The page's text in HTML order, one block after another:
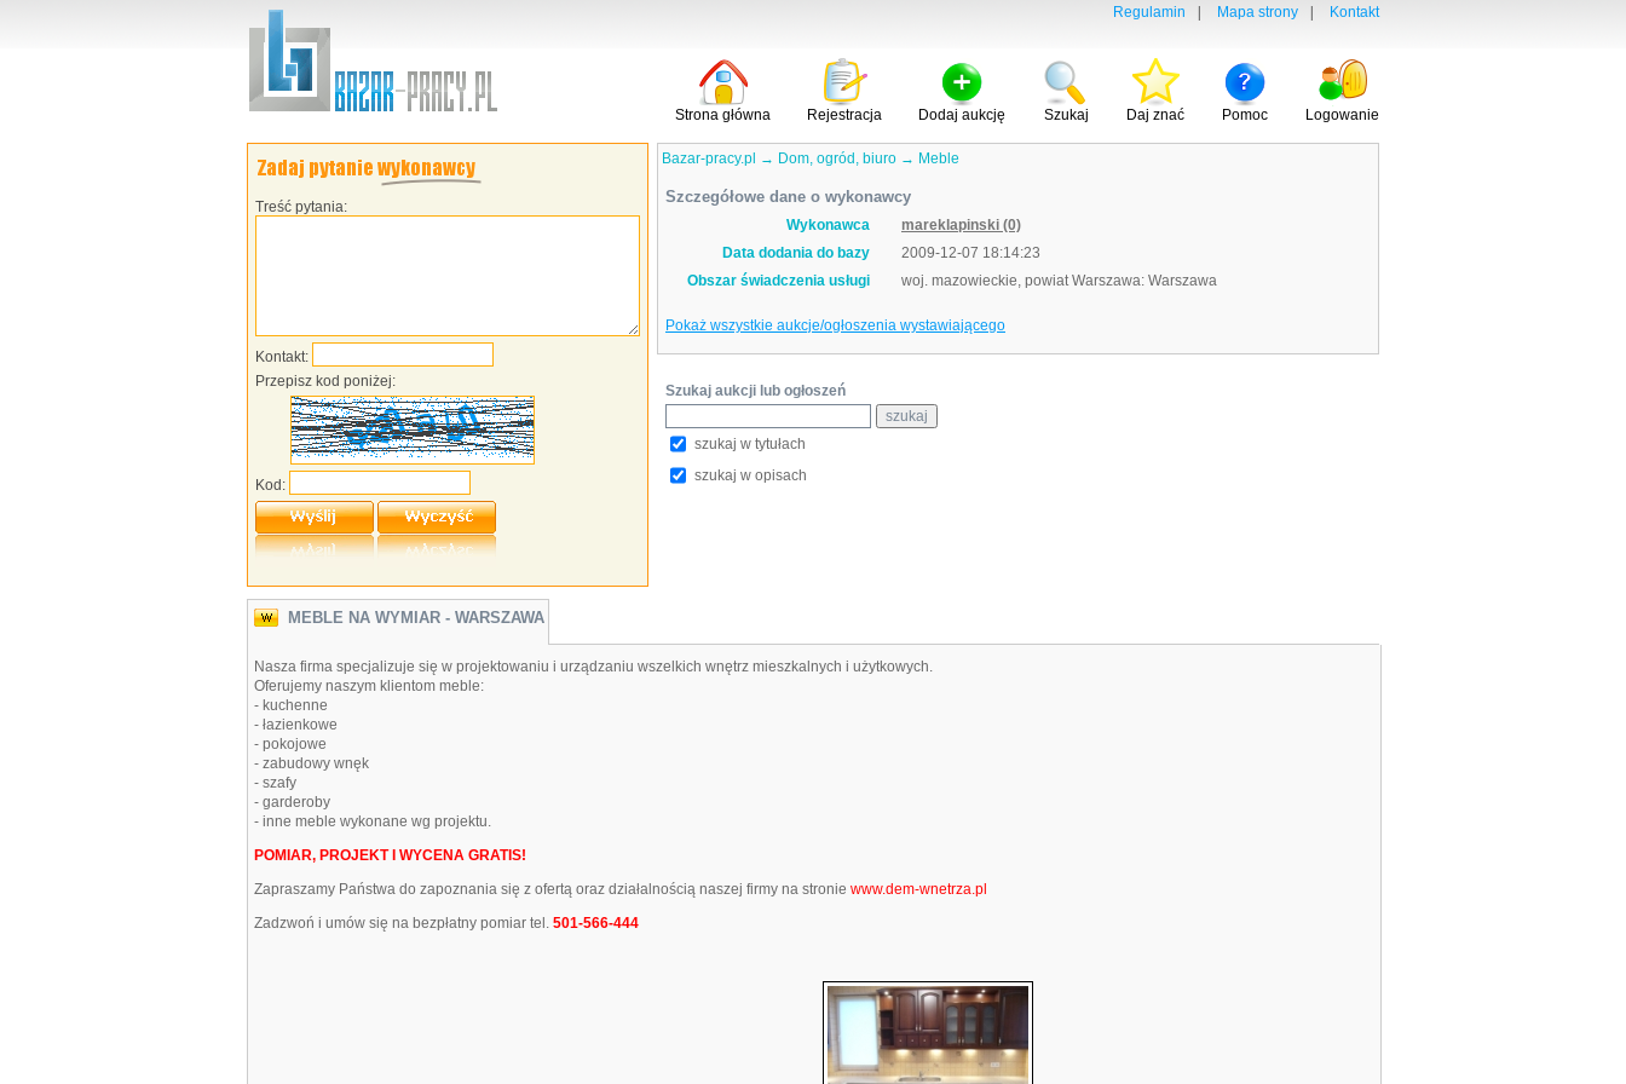
Regulamin Mapa strony Kontakt
Logowanie
Pomoc
Daj znać
Szukaj
Dodaj aukcję
Rejestracja
Strona główna
Treść pytania:
Kontakt:
Przepisz kod poniżej:
Kod:
Bazar-pracy.pl → Dom, ogród, biuro → Meble
Szczegółowe dane o wykonawcy
Wykonawca
mareklapinski (0)
Data dodania do bazy
2009-12-07 18:14:23
Obszar świadczenia usługi
woj. mazowieckie, powiat Warszawa: Warszawa
Pokaż wszystkie aukcje/ogłoszenia wystawiającego
Szukaj aukcji lub ogłoszeń
szukaj w tytułach
szukaj w opisach
MEBLE NA WYMIAR - WARSZAWA
Nasza firma specjalizuje się w projektowaniu i urządzaniu wszelkich wnętrz mieszkalnych i użytkowych.
Oferujemy naszym klientom meble:
- kuchenne
- łazienkowe
- pokojowe
- zabudowy wnęk
- szafy
- garderoby
- inne meble wykonane wg projektu.
POMIAR, PROJEKT I WYCENA GRATIS!
Zapraszamy Państwa do zapoznania się z ofertą oraz działalnością naszej firmy na stronie www.dem-wnetrza.pl
Zadzwoń i umów się na bezpłatny pomiar tel. 501-566-444